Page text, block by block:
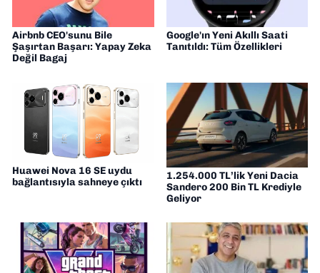
Airbnb CEO'sunu Bile
Şaşırtan Başarı: Yapay Zeka
Değil Bagaj
Google'ın Yeni Akıllı Saati
Tanıtıldı: Tüm Özellikleri
Huawei Nova 16 SE uydu
bağlantısıyla sahneye çıktı
1.254.000 TL’lik Yeni Dacia
Sandero 200 Bin TL Krediyle
Geliyor